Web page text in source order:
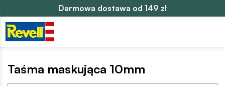
Darmowa dostawa od 149 zł
Taśma maskująca 10mm